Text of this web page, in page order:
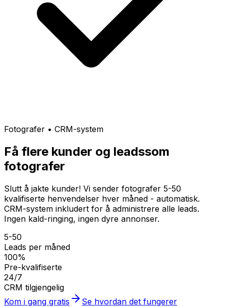
Fotografer • CRM-system
Få flere kunder og leadssom
fotografer
Slutt å jakte kunder! Vi sender fotografer 5-50
kvalifiserte henvendelser hver måned - automatisk.
CRM-system inkludert for å administrere alle leads.
Ingen kald-ringing, ingen dyre annonser.
5-50
Leads per måned
100%
Pre-kvalifiserte
24/7
CRM tilgjengelig
Kom i gang gratis
Se hvordan det fungerer